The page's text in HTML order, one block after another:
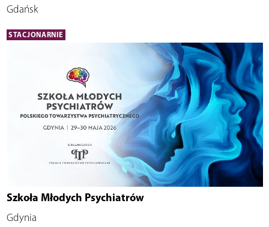
Gdańsk
STACJONARNIE
Szkoła Młodych Psychiatrów
Gdynia